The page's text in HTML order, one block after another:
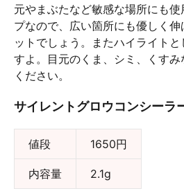
元やまぶたなど敏感な場所にも
プなので、広い箇所にも優しく伸
ットでしょう。またハイライト
すよ。目元のくま、シミ、くす
ください。
サイレントグロウコンシーラ
値段 1650円
内容量 2.1g